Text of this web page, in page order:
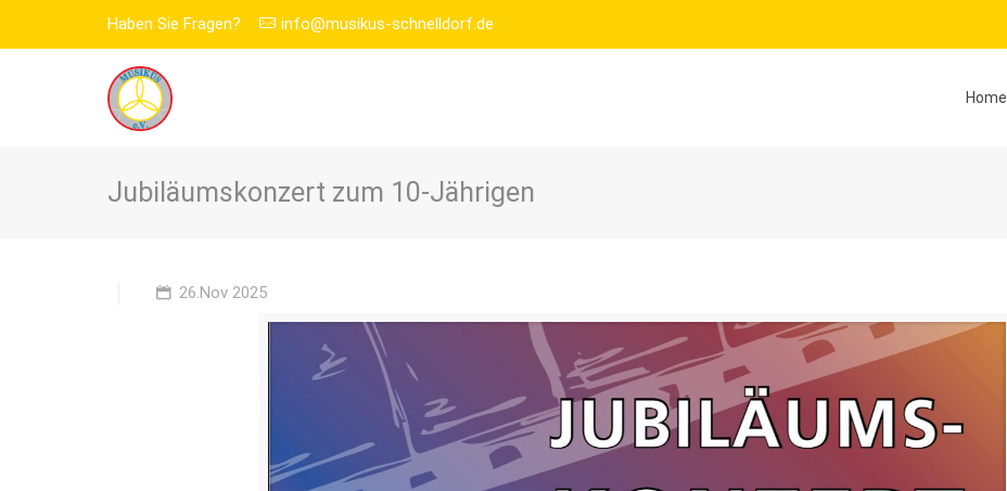
Haben Sie Fragen? info@musikus-schnelldorf.de
Home
Jubiläumskonzert zum 10-Jährigen
26.Nov 2025